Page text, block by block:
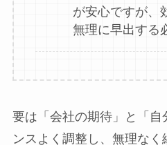
が安心ですが、
無理に早出する
要は「会社の期待」と「自
ンスよく調整し、無理な